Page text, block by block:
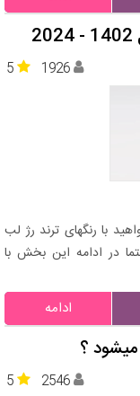
5 1926
با رنگهای ترند رژ لب
شوید، حتما در ادامه این بخش با
ادامه
؟
5 2546